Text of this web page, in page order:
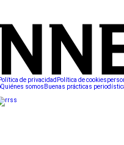
Política de privacidad Política de cookies
Quiénes somos Buenas prácticas